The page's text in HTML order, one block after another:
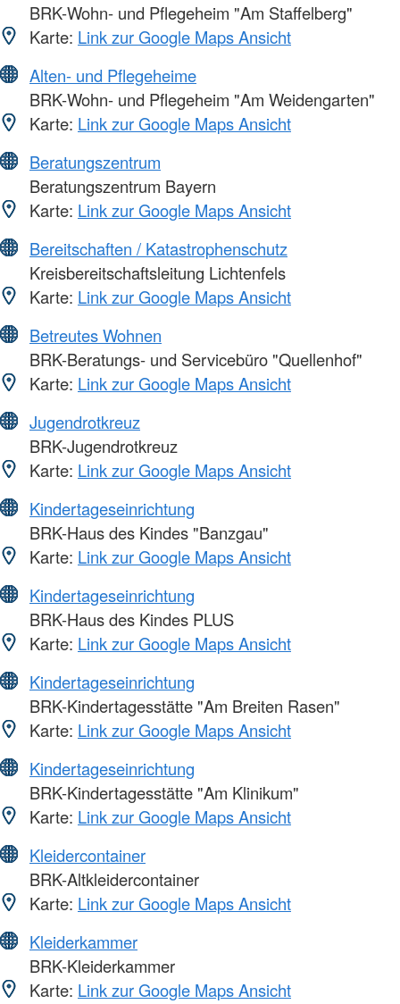
BRK-Wohn- und Pflegeheim "Am Staffelberg"
Karte: Link zur Google Maps Ansicht
Alten- und Pflegeheime
BRK-Wohn- und Pflegeheim "Am Weidengarten"
Karte: Link zur Google Maps Ansicht
Beratungszentrum
Beratungszentrum Bayern
Karte: Link zur Google Maps Ansicht
Bereitschaften / Katastrophenschutz
Kreisbereitschaftsleitung Lichtenfels
Karte: Link zur Google Maps Ansicht
Betreutes Wohnen
BRK-Beratungs- und Servicebüro "Quellenhof"
Karte: Link zur Google Maps Ansicht
Jugendrotkreuz
BRK-Jugendrotkreuz
Karte: Link zur Google Maps Ansicht
Kindertageseinrichtung
BRK-Haus des Kindes "Banzgau"
Karte: Link zur Google Maps Ansicht
Kindertageseinrichtung
BRK-Haus des Kindes PLUS
Karte: Link zur Google Maps Ansicht
Kindertageseinrichtung
BRK-Kindertagesstätte "Am Breiten Rasen"
Karte: Link zur Google Maps Ansicht
Kindertageseinrichtung
BRK-Kindertagesstätte "Am Klinikum"
Karte: Link zur Google Maps Ansicht
Kleidercontainer
BRK-Altkleidercontainer
Karte: Link zur Google Maps Ansicht
Kleiderkammer
BRK-Kleiderkammer
Karte: Link zur Google Maps Ansicht